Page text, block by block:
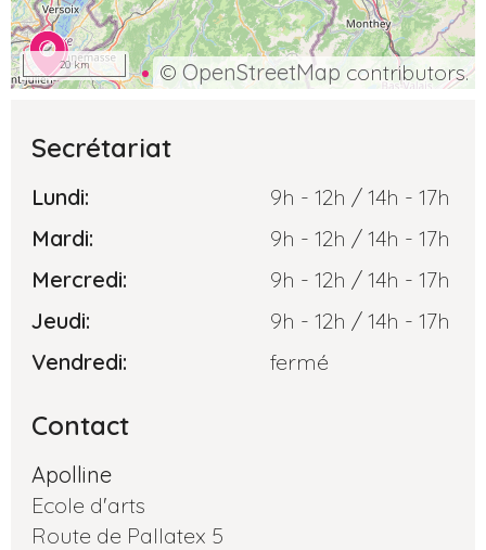
© OpenStreetMap contributors.
20 km
Secrétariat
Lundi:
9h - 12h / 14h - 17h
Mardi:
9h - 12h / 14h - 17h
Mercredi:
9h - 12h / 14h - 17h
Jeudi:
9h - 12h / 14h - 17h
Vendredi:
fermé
Contact
Apolline
Ecole d'arts
Route de Pallatex 5